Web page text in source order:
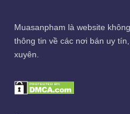
Muasanpham là website
thông tin về các nơi bán uy
xuyên.